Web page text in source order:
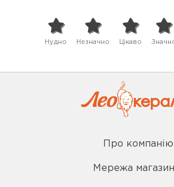
Нудно Незначно Цікаво
Про компанію
Мережа